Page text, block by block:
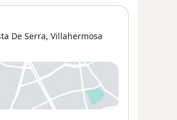
De Serra, Villahermosa
nueva pestaña